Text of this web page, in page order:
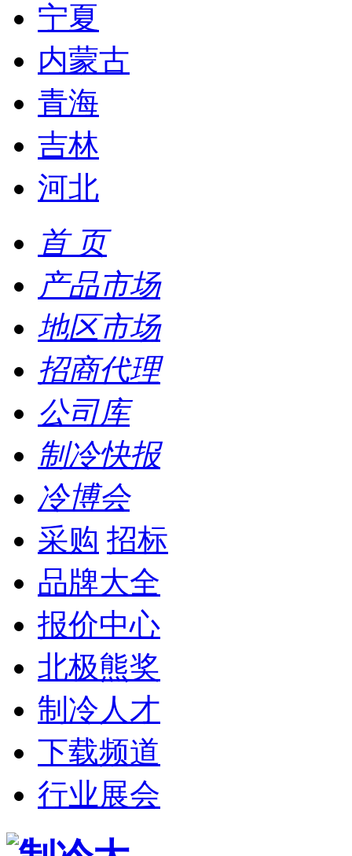
宁夏
内蒙古
青海
吉林
河北
首 页
产品市场
地区市场
招商代理
公司库
制冷快报
冷博会
采购 招标
品牌大全
报价中心
北极熊奖
制冷人才
下载频道
行业展会